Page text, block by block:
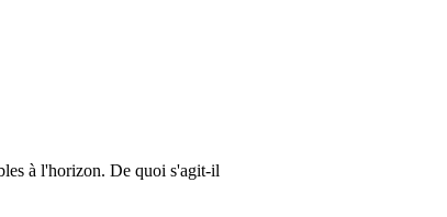
à l'horizon. De quoi s'agit-il